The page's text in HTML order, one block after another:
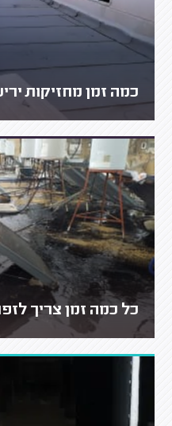
כמה זמן מחזיקות
כל כמה זמן צריך